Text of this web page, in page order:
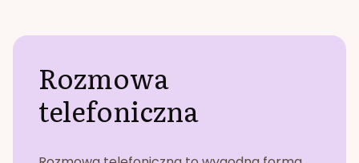
Rozmowa
telefoniczna